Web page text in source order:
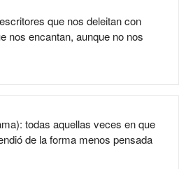
que nos deleitan con
nos encantan, aunque no nos
todas aquellas veces en que
de la forma menos pensada